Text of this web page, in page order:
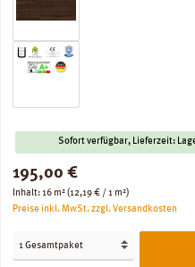
Sofort verfügbar, Lieferzeit:
Regulärer Preis:
195,00 €
Inhalt:16 m²(12,19 € / 1 m²)
Preise inkl. MwSt. zzgl. Versandkosten